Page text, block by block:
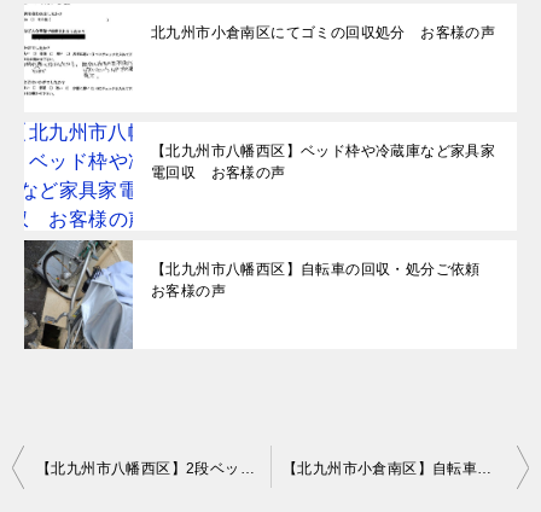
北九州市小倉南区にてゴミの回収処分 お客様の声
【北九州市八幡西区】ベッド枠や冷蔵庫など家具家
電回収 お客様の声
【北九州市八幡西区】自転車の回収・処分ご依頼
お客様の声
投
【北九州市八幡西区】2段ベッド、ロフトベッド、健康器具の回収 【北九州市小倉南区】自転車の回収・処分ご依頼 お客様の声